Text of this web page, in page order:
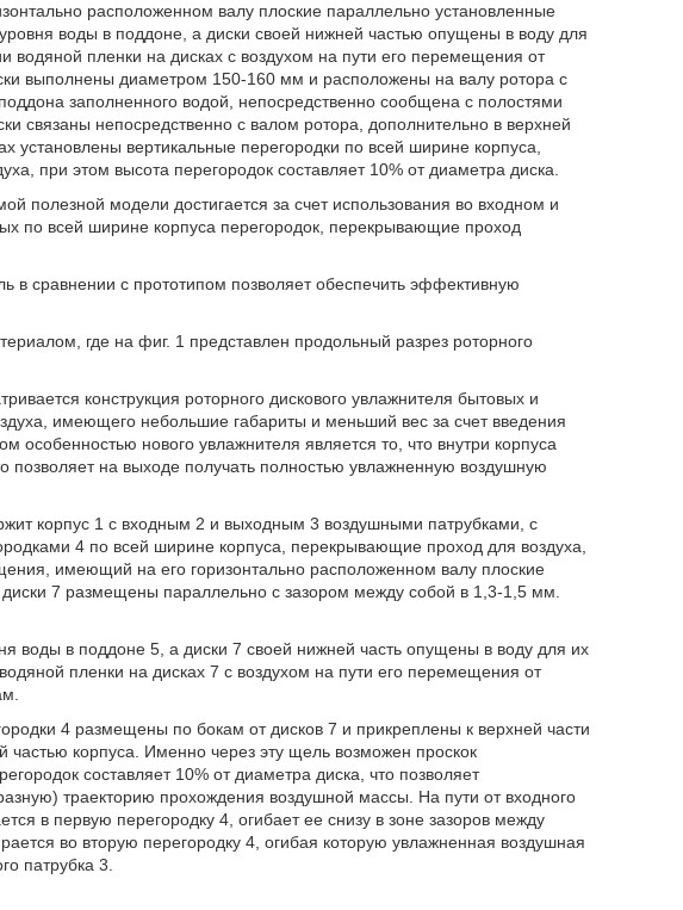
расположенном валу плоские параллельно установленные
воды в поддоне, а диски своей нижней частью опущены в воду для
водяной пленки на дисках с воздухом на пути его перемещения от
выполнены диаметром 150-160 мм и расположены на валу ротора с
заполненного водой, непосредственно сообщена с полостями
связаны непосредственно с валом ротора, дополнительно в верхней
установлены вертикальные перегородки по всей ширине корпуса,
при этом высота перегородок составляет 10% от диаметра диска.
полезной модели достигается за счет использования во входном и
по всей ширине корпуса перегородок, перекрывающие проход
в сравнении с прототипом позволяет обеспечить эффективную
где на фиг. 1 представлен продольный разрез роторного
конструкция роторного дискового увлажнителя бытовых и
имеющего небольшие габариты и меньший вес за счет введения
особенностью нового увлажнителя является то, что внутри корпуса
позволяет на выходе получать полностью увлажненную воздушную
корпус 1 с входным 2 и выходным 3 воздушными патрубками, с
4 по всей ширине корпуса, перекрывающие проход для воздуха,
имеющий на его горизонтально расположенном валу плоские
7 размещены параллельно с зазором между собой в 1,3-1,5 мм.
воды в поддоне 5, а диски 7 своей нижней часть опущены в воду для их
пленки на дисках 7 с воздухом на пути его перемещения от
4 размещены по бокам от дисков 7 и прикреплены к верхней части
корпуса. Именно через эту щель возможен проскок
составляет 10% от диаметра диска, что позволяет
траекторию прохождения воздушной массы. На пути от входного
в первую перегородку 4, огибает ее снизу в зоне зазоров между
во вторую перегородку 4, огибая которую увлажненная воздушная
патрубка 3.